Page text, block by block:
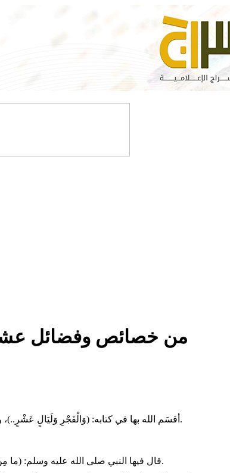
من خصائص وفضائل
- أقسَم الله بها في كتابه: (وَالْفَجْرِ وَلَيَالٍ عَشْرٍ..)، وقسَمُ الله بها يكفي للتنبيه على فضلها، كما قال: (هَلْ فِي ذَٰلِكَ قَسَمٌ لِّذِي حِجْرٍ).
- قال فيها النبي صلى الله عليه وسلم: (ما مِنْ أيامٍ العملُ الصالحُ فيهنَّ أحبُّ إلى اللهِ مِنْ هذهِ الأيامِ العشر..). (رواه البخاري).